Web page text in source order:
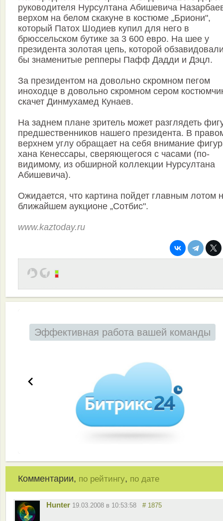
руководителя Нурсултана Абишевича
верхом на белом скакуне в костюме „Бриони",
который Патох Шодиев купил для него в
брюссельском бутике за 3 600 евро. На шее у
президента золотая цепь, которой
бы знаменитые репперы Пафф Дадди и Дэцл.
За президентом на довольно скромном пегом
иноходце в довольно скромном сером
скачет Динмухамед Кунаев.
На заднем плане зритель может разглядеть
предшественников нашего президента. В
верхнем углу обращает на себя внимание
хана Кенессары, сверяющегося с часами (по-
видимому, из обширной коллекции Нурсултана
Абишевича).
Ожидается, что картина пойдет главным лотом
ближайшем аукционе „Сотбис".
www.kaztoday.ru
Эффективная работа вашей команды
Комментарии, по рейтингу, по дате
Hunter 19.03.2008 в 10:53:58 # 1875